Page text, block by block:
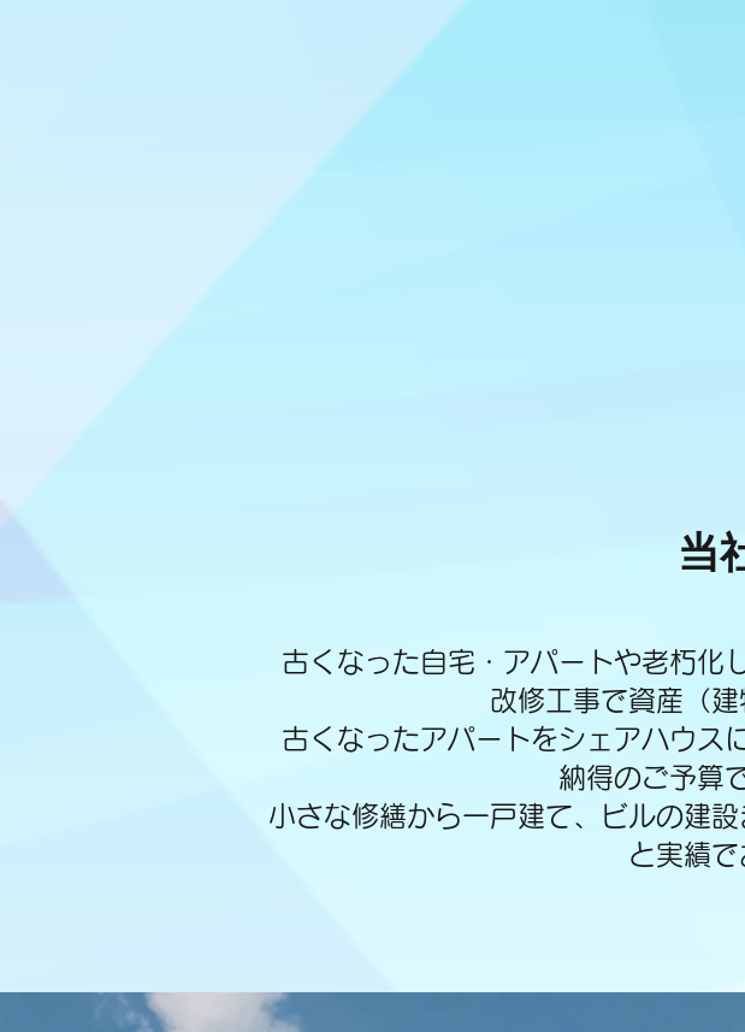
当
古くなった自宅・アパートや老朽化
改修工事で資産（
古くなったアパートをシェアハウス
納得のご予算
小さな修繕から一戸建て、ビルの建
と実績で